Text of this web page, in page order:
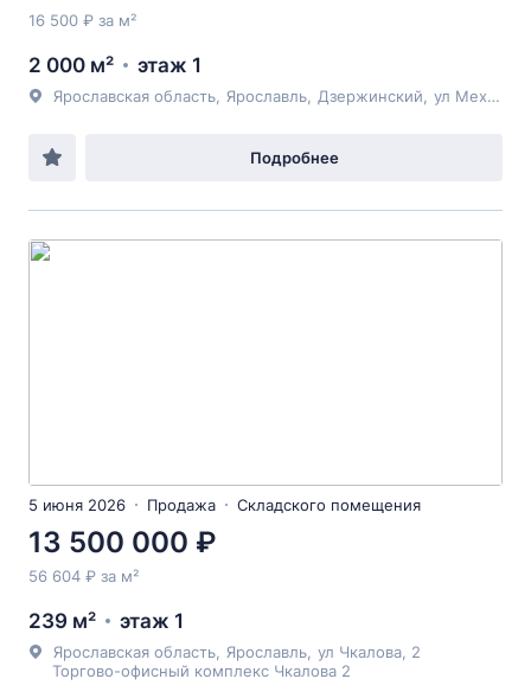
16 500 ₽ за м²
2 000 м² этаж 1
Ярославская область Ярославль Дзержинский ул Механизаторов
Подробнее
5 июня 2026 Продажа Складского помещения
13 500 000 ₽
56 604 ₽ за м²
239 м² этаж 1
Ярославская область Ярославль ул Чкалова , 2
Торгово-офисный комплекс Чкалова 2